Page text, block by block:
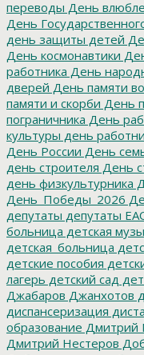
переводы День
День
день защиты детей
День космонавтики
работника День
дверей День памяти
памяти и скорби День
пограничника День
культуры день
День России День
день строителя День
день физкультурника
День_Победы_2026
депутаты депутаты
больница детская
детская_больница
детские пособия
лагерь детский сад
Джабаров Джанхотов
диспансеризация
образование Дмитрий
Дмитрий Нестеров